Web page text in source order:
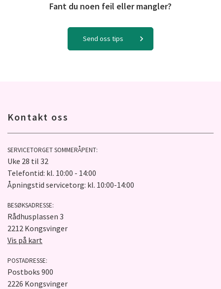
Fant du noen feil eller mangler?
Send oss tips
Kontakt oss
SERVICETORGET SOMMERÅPENT:
Uke 28 til 32
Telefontid: kl. 10:00 - 14:00
Åpningstid servicetorg: kl. 10:00-14:00
BESØKSADRESSE:
Rådhusplassen 3
2212 Kongsvinger
Vis på kart
POSTADRESSE:
Postboks 900
2226 Kongsvinger